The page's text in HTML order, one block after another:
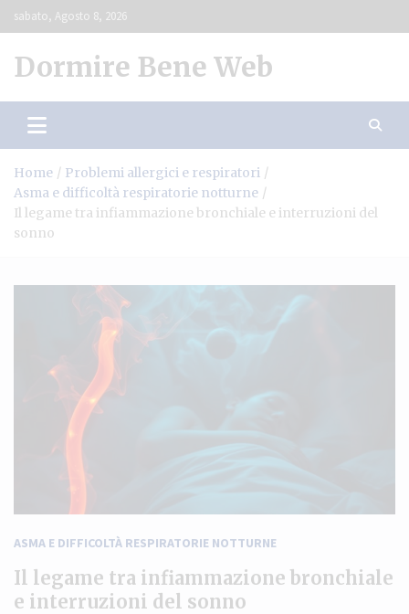
Skip
to
sabato, Agosto 8, 2026
Dormire Bene Web
Home
Problemi allergici e respiratori
Asma e difficoltà respiratorie notturne
Il legame tra infiammazione bronchiale e interruzioni del
sonno
ASMA E DIFFICOLTÀ RESPIRATORIE NOTTURNE
Il legame tra infiammazione bronchiale
e interruzioni del sonno